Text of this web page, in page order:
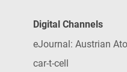
Digital Channels
eJournal: Austrian
car-t-cell